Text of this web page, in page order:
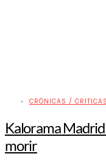
CRÓNICAS / CRITICAS
Kalorama
morir